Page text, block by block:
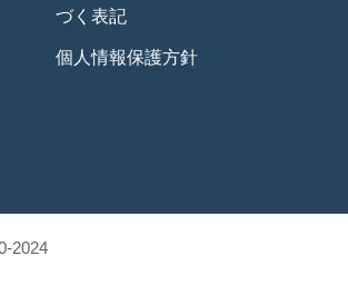
づく表記
個人情報保護方針
2024